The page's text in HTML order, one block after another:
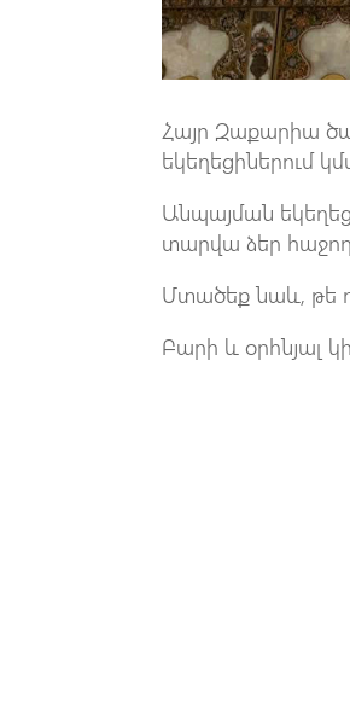
Հայր Զաքարիա
եկեղեցիներում
Անպայման
տարվա ձեր
Մտածեք նաև, թե
Բարի և օրհնյալ